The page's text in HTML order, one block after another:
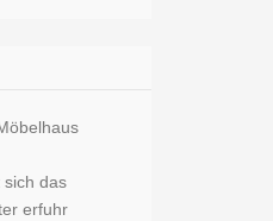
sich das
erfuhr